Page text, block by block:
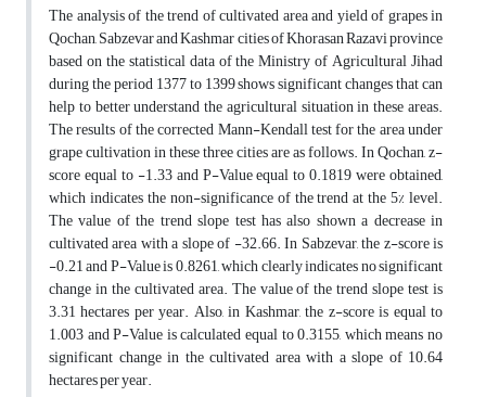
The analysis of the trend of cultivated area and yield of grapes in
Qochan, Sabzevar and Kashmar cities of Khorasan Razavi province
based on the statistical data of the Ministry of Agricultural Jihad
during the period 1377 to 1399 shows significant changes that can
help to better understand the agricultural situation in these areas.
The results of the corrected Mann-Kendall test for the area under
grape cultivation in these three cities are as follows. In Qochan, z-
score equal to -1.33 and P-Value equal to 0.1819 were obtained,
which indicates the non-significance of the trend at the 5% level.
The value of the trend slope test has also shown a decrease in
cultivated area with a slope of -32.66. In Sabzevar, the z-score is
-0.21 and P-Value is 0.8261, which clearly indicates no significant
change in the cultivated area. The value of the trend slope test is
3.31 hectares per year. Also, in Kashmar, the z-score is equal to
1.003 and P-Value is calculated equal to 0.3155, which means no
significant change in the cultivated area with a slope of 10.64
hectares per year.